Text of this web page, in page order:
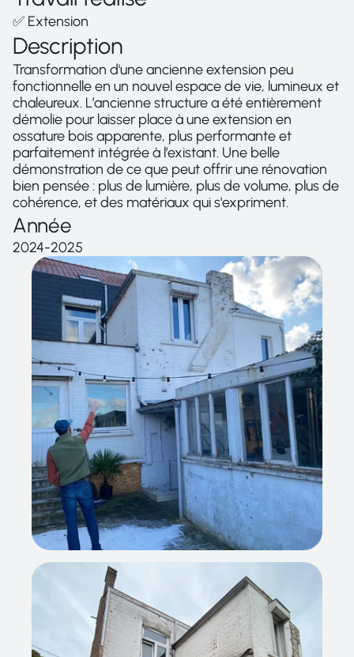
✅ Extension
Description
Transformation d'une ancienne extension peu
fonctionnelle en un nouvel espace de vie, lumineux et
chaleureux. L’ancienne structure a été entièrement
démolie pour laisser place à une extension en
ossature bois apparente, plus performante et
parfaitement intégrée à l’existant. Une belle
démonstration de ce que peut offrir une rénovation
bien pensée : plus de lumière, plus de volume, plus de
cohérence, et des matériaux qui s'expriment.
Année
2024-2025